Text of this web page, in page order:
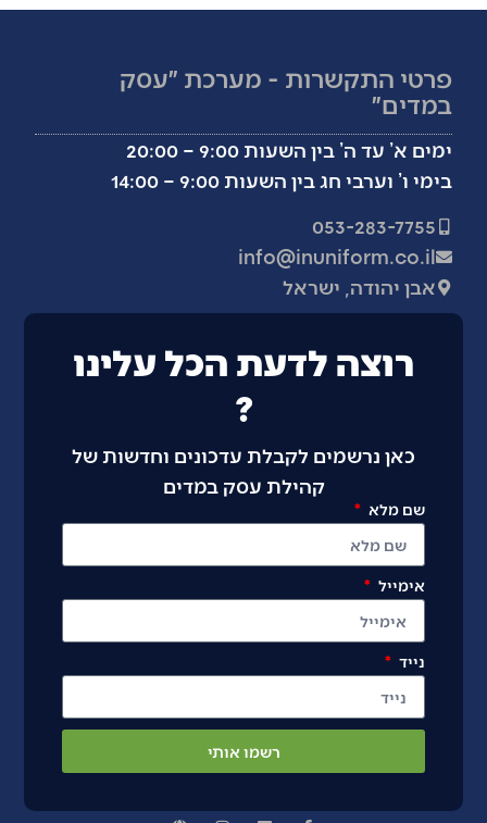
פרטי התקשרות - מערכת ״עסק
במדים״
ימים א’ עד ה’ בין השעות 9:00 – 20:00
בימי ו’ וערבי חג בין השעות 9:00 – 14:00
053-283-7755
info@inuniform.co.il
אבן יהודה, ישראל
רוצה לדעת הכל עלינו
?
כאן נרשמים לקבלת עדכונים וחדשות של
קהילת עסק במדים
שם מלא
אימייל
נייד
רשמו אותי